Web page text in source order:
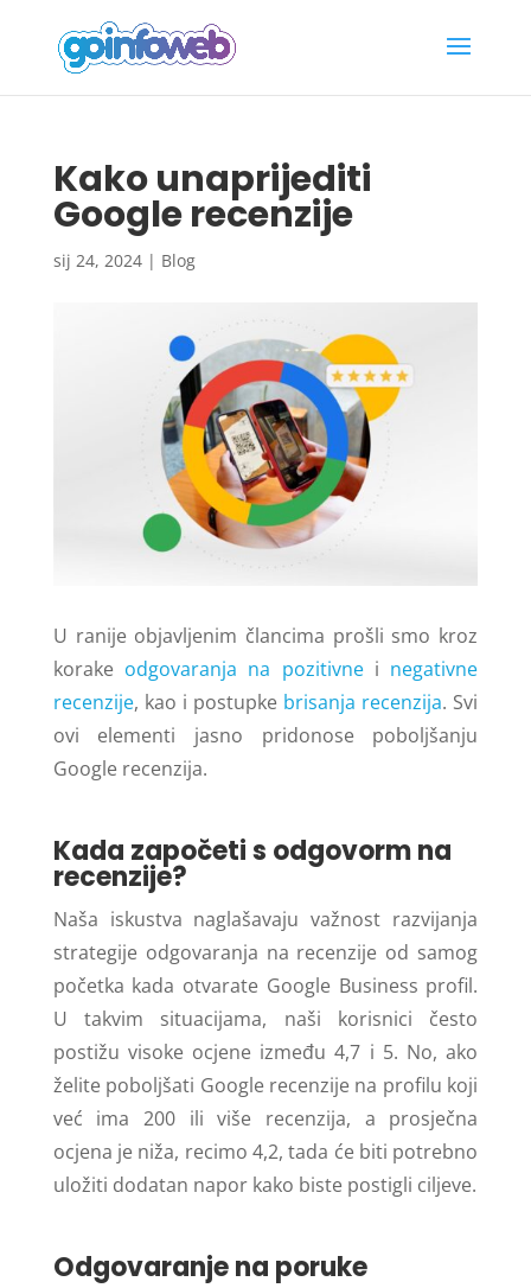
Kako unaprijediti
Google recenzije
sij 24, 2024| Blog
U ranije objavljenim člancima prošli smo kroz
korake odgovaranja na pozitivnei negativne
recenzije, kao i postupke brisanja recenzija. Svi
ovi elementi jasno pridonose poboljšanju
Google recenzija.
Kada započeti s odgovorm na
recenzije?
Naša iskustva naglašavaju važnost razvijanja
strategije odgovaranja na recenzije od samog
početka kada otvarate Google Business profil.
U takvim situacijama, naši korisnici često
postižu visoke ocjene između 4,7 i 5. No, ako
želite poboljšati Google recenzije na profilu koji
već ima 200 ili više recenzija, a prosječna
ocjena je niža, recimo 4,2, tada će biti potrebno
uložiti dodatan napor kako biste postigli ciljeve.
Odgovaranje na poruke